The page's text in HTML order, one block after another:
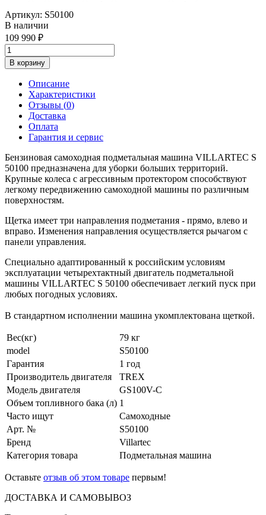
Артикул: S50100
В наличии
109 990
В корзину
Описание
Характеристики
Отзывы (0)
Доставка
Оплата
Гарантия и сервис
Бензиновая самоходная подметальная машина VILLARTEC S
50100 предназначена для уборки больших территорий.
Крупные колеса с агрессивным протектором способствуют
легкому передвижению самоходной машины по различным
поверхностям.
Щетка имеет три направления подметания - прямо, влево и
вправо. Изменения направления осуществляется рычагом с
панели управления.
Специально адаптированный к российским условиям
эксплуатации четырехтактный двигатель подметальной
машины VILLARTEC S 50100 обеспечивает легкий пуск при
любых погодных условиях.
В стандартном исполнении машина укомплектована щеткой.
Вес(кг)
79 кг
model
S50100
Гарантия
1 год
Производитель двигателя
TREX
Модель двигателя
GS100V-C
Объем топливного бака (л) 1
Часто ищут
Самоходные
Арт. №
S50100
Бренд
Villartec
Категория товара
Подметальная машина
Оставьте отзыв об этом товаре первым!
ДОСТАВКА И САМОВЫВОЗ